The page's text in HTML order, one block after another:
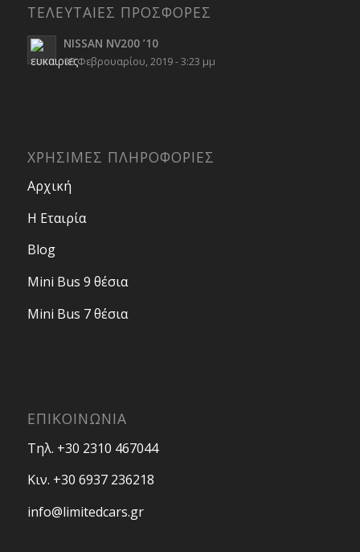
ΤΕΛΕΥΤΑΙΕΣ ΠΡΟΣΦΟΡΕΣ
NISSAN NV200 ’10
18 Φεβρουαρίου, 2019 - 3:23 μμ
ΧΡΗΣΙΜΕΣ ΠΛΗΡΟΦΟΡΙΕΣ
Αρχική
Η Εταιρία
Blog
Mini Bus 9 θέσια
Mini Bus 7 θέσια
ΕΠΙΚΟΙΝΩΝΙΑ
Τηλ. +30 2310 467044
Κιν. +30 6937 236218
info@limitedcars.gr